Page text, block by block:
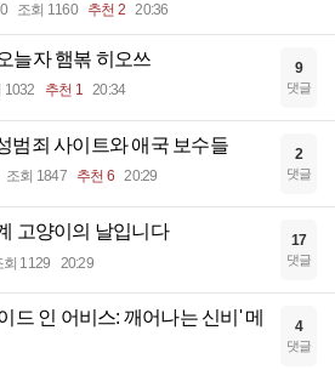
조회 1160 추천 2 20:36
늘자 햄볶 히오쓰
1032 추천 1 20:34
9
댓글
범죄 사이트와 애국 보수들
조회 1847 추천 6 20:29
2
댓글
고양이의 날입니다
회 1129 20:29
17
댓글
드 인 어비스: 깨어나는 신비' 메
4
댓글